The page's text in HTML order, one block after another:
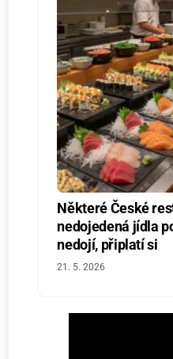
Některé České
nedojedená jídla
nedojí, připlatí si
21. 5. 2026